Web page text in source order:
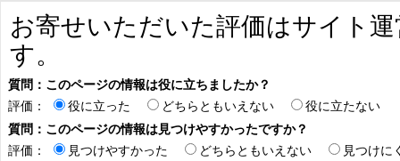
お寄せいただいた評価はサイト
す。
質問：このページの情報は役に立ちましたか？
評価：
役に立った どちらともいえない
役に立たない
質問：このページの情報は見つけやすかったですか？
評価：
見つけやすかった どちらともいえない 見つけに